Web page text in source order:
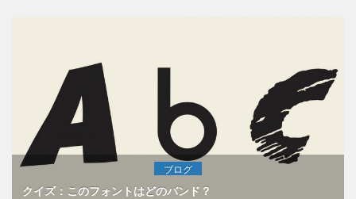
ブログ
クイズ：このフォントはどのバンド？